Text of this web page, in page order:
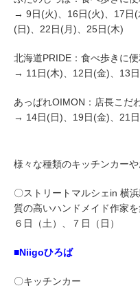
→ 9日(火)、16日(火)、17日(
(日)、22日(月)、25日(木)
北海道PRIDE：食べ歩きに
→ 11日(木)、12日(金)、13
あっぱれOIMON：店長こだ
→ 14日(日)、19日(金)、21
様々な種類のキッチンカーや
〇ストリートマルシェin 横
質の高いハンドメイド作家
６日（土）、７日（日）
■Niigoひろば
〇キッチンカー